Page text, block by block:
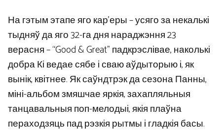
На гэтым этапе яго кар’еры – усяго за некалькі
тыдняў да яго 32-га дня нараджэння 23
верасня – “Good & Great” падкрэслівае, наколькі
добра Кі ведае сябе і сваю аўдыторыю і, як
вынік, квітнее. Як саўндтрэк да сезона Панны,
міні-альбом змяшчае яркія, захапляльныя
танцавальныя поп-мелодыі, якія плаўна
пераходзяць пад рэзкія рытмы і гладкія басы.